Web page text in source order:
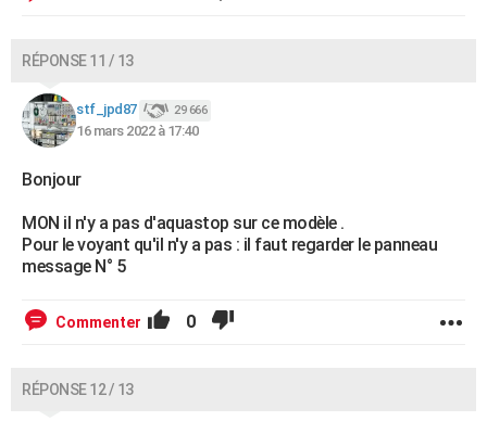
RÉPONSE 11 / 13
stf_jpd87 29 666
16 mars 2022 à 17:40
Bonjour
MON il n'y a pas d'aquastop sur ce modèle .
Pour le voyant qu'il n'y a pas : il faut regarder le panneau
message N° 5
Commenter 0
RÉPONSE 12 / 13